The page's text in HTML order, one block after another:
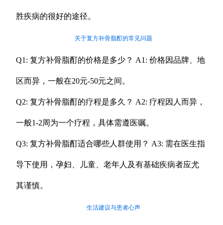
胜疾病的很好的途径。
关于复方补骨脂酊的常见问题
Q1: 复方补骨脂酊的价格是多少？ A1: 价格因品牌、地
区而异，一般在20元-50元之间。
Q2: 复方补骨脂酊的疗程是多久？ A2: 疗程因人而异，
一般1-2周为一个疗程，具体需遵医嘱。
Q3: 复方补骨脂酊适合哪些人群使用？ A3: 需在医生指
导下使用，孕妇、儿童、老年人及有基础疾病者应尤
其谨慎。
生活建议与患者心声